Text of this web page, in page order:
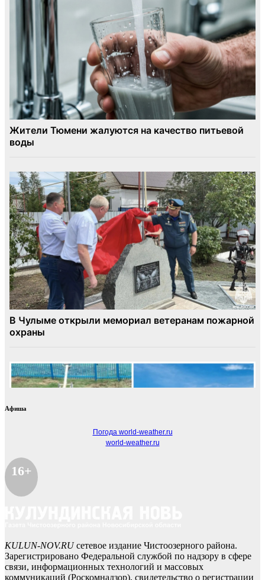
Афиша
Погода world-weather.ru
world-weather.ru
16+
KULUN-NOV.RUсетевое издание Чистоозерного района.
Зарегистрировано Федеральной службой по надзору в сфере
связи, информационных технологий и массовых
коммуникаций (Роскомнадзор), свидетельство о регистрации